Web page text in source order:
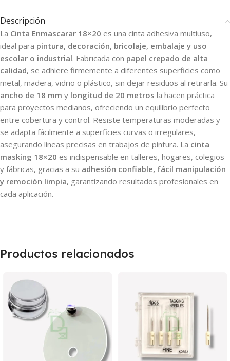
Descripción
La Cinta Enmascarar 18×20 es una cinta adhesiva multiuso,
ideal para pintura, decoración, bricolaje, embalaje y uso
escolar o industrial. Fabricada con papel crepado de alta
calidad, se adhiere firmemente a diferentes superficies como
metal, madera, vidrio o plástico, sin dejar residuos al retirarla. Su
ancho de 18 mm y longitud de 20 metros la hacen práctica
para proyectos medianos, ofreciendo un equilibrio perfecto
entre cobertura y control. Resiste temperaturas moderadas y
se adapta fácilmente a superficies curvas o irregulares,
asegurando líneas precisas en trabajos de pintura. La cinta
masking 18×20 es indispensable en talleres, hogares, colegios
y fábricas, gracias a su adhesión confiable, fácil manipulación
y remoción limpia, garantizando resultados profesionales en
cada aplicación.
Productos relacionados